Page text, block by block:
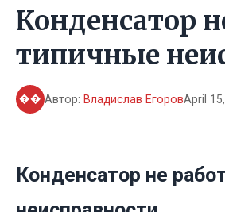
Конденсатор
типичные
�� Автор: Владислав ЕгоровApril
Конденсатор не